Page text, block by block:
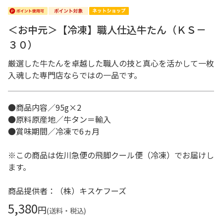
＜お中元＞【冷凍】職人仕込牛たん（ＫＳ－
３０）
厳選した牛たんを卓越した職人の技と真心を活かして一枚
入魂した専門店ならではの一品です。
●商品内容／95g×2
●原料原産地／牛タン＝輸入
●賞味期間／冷凍で6ヵ月
※この商品は佐川急便の飛脚クール便（冷凍）でお届けし
ます。
商品提供者：（株）キスケフーズ
5,380円(送料・税込)